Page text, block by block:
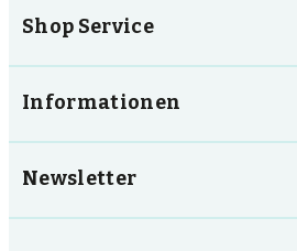
Shop Service
Informationen
Newsletter